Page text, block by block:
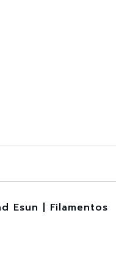
Esun | Filamentos